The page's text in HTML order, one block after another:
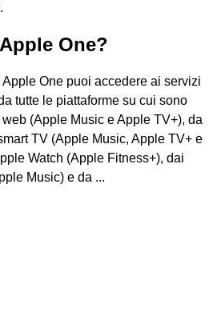
One?
One puoi accedere ai servizi
tutte le piattaforme su cui sono
(Apple Music e Apple TV+), da
TV (Apple Music, Apple TV+ e
Watch (Apple Fitness+), dai
Music) e da ...